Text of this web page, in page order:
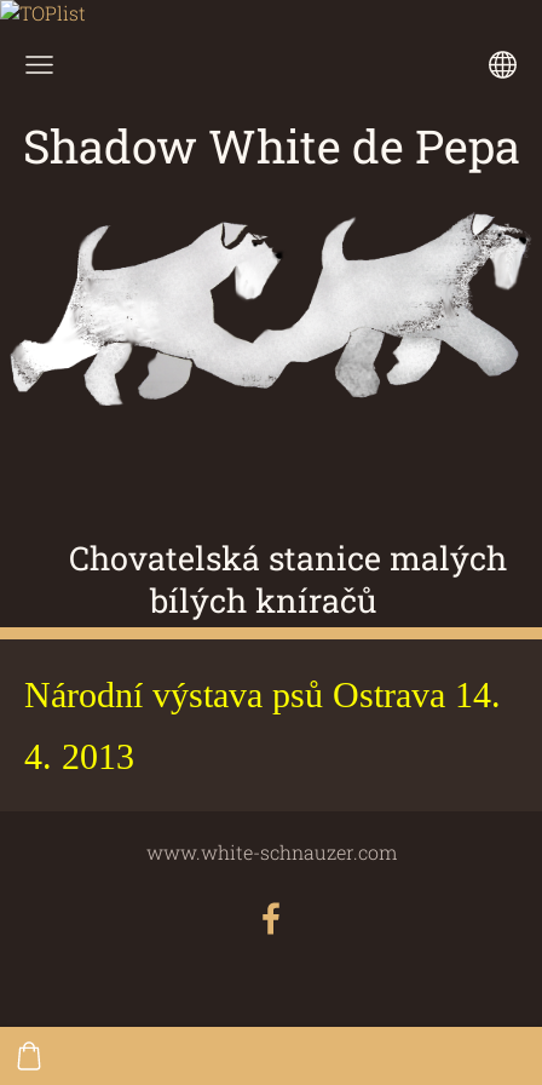
Shadow White de Pepa
Chovatelská stanice malých
bílých kníračů
Národní výstava psů Ostrava 14.
4. 2013
www.white-schnauzer.com